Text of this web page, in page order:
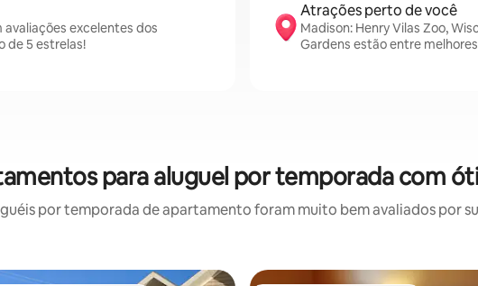
excelentes dos
de 5 estrelas!
Atrações perto de você
Madison: Henry Vilas Zoo,
Gardens estão entre
para aluguel por temporada com
por temporada de apartamento foram muito bem avaliados por